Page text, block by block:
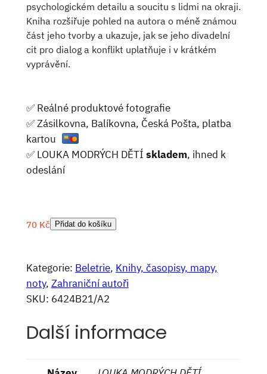
psychologickém detailu a soucitu s lidmi na okraji.
Kniha rozšiřuje pohled na autora o méně známou
část jeho tvorby a ukazuje, jak se jeho divadelní
cit pro dialog a konflikt uplatňuje i v krátkém
vyprávění.
✅ Reálné produktové fotografie
✅ Zásilkovna, Balíkovna, Česká Pošta, platba
kartou
✅ LOUKA MODRÝCH DĚTÍ skladem, ihned k
odeslání
70 Kč Přidat do košíku
Kategorie: Beletrie, Knihy, časopisy, mapy,
noty, Zahraniční autoři
SKU: 6424B21/A2
Další informace